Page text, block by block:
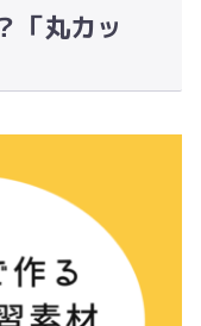
「丸カッ